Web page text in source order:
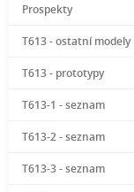
Prospekty
T613 - ostatní modely
T613 - prototypy
T613-1 - seznam
T613-2 - seznam
T613-3 - seznam